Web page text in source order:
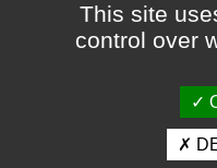
This site
control over